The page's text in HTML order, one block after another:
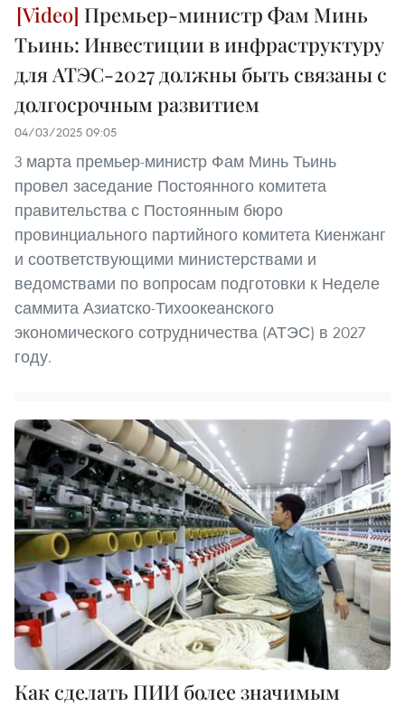
Премьер-министр Фам Минь
Тьинь: Инвестиции в инфраструктуру
для АТЭС-2027 должны быть связаны с
долгосрочным развитием
04/03/2025 09:05
3 марта премьер-министр Фам Минь Тьинь
провел заседание Постоянного комитета
правительства с Постоянным бюро
провинциального партийного комитета Киенжанг
и соответствующими министерствами и
ведомствами по вопросам подготовки к Неделе
саммита Азиатско-Тихоокеанского
экономического сотрудничества (АТЭС) в 2027
году.
Как сделать ПИИ более значимым